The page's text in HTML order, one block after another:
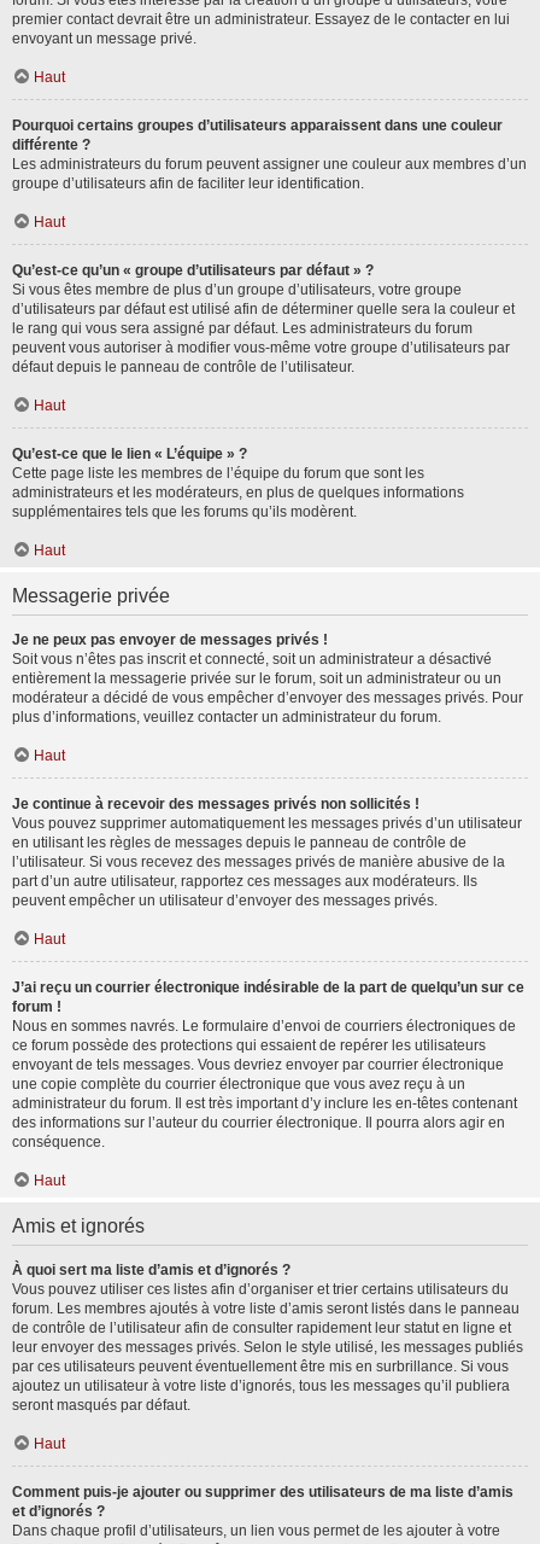
premier contact devrait être un administrateur. Essayez de le contacter en lui
envoyant un message privé.
Haut
Pourquoi certains groupes d’utilisateurs apparaissent dans une couleur
différente ?
Les administrateurs du forum peuvent assigner une couleur aux membres d’un
groupe d’utilisateurs afin de faciliter leur identification.
Haut
Qu’est-ce qu’un « groupe d’utilisateurs par défaut » ?
Si vous êtes membre de plus d’un groupe d’utilisateurs, votre groupe
d’utilisateurs par défaut est utilisé afin de déterminer quelle sera la couleur et
le rang qui vous sera assigné par défaut. Les administrateurs du forum
peuvent vous autoriser à modifier vous-même votre groupe d’utilisateurs par
défaut depuis le panneau de contrôle de l’utilisateur.
Haut
Qu’est-ce que le lien « L’équipe » ?
Cette page liste les membres de l’équipe du forum que sont les
administrateurs et les modérateurs, en plus de quelques informations
supplémentaires tels que les forums qu’ils modèrent.
Haut
Messagerie privée
Je ne peux pas envoyer de messages privés !
Soit vous n’êtes pas inscrit et connecté, soit un administrateur a désactivé
entièrement la messagerie privée sur le forum, soit un administrateur ou un
modérateur a décidé de vous empêcher d’envoyer des messages privés. Pour
plus d’informations, veuillez contacter un administrateur du forum.
Haut
Je continue à recevoir des messages privés non sollicités !
Vous pouvez supprimer automatiquement les messages privés d’un utilisateur
en utilisant les règles de messages depuis le panneau de contrôle de
l’utilisateur. Si vous recevez des messages privés de manière abusive de la
part d’un autre utilisateur, rapportez ces messages aux modérateurs. Ils
peuvent empêcher un utilisateur d’envoyer des messages privés.
Haut
J’ai reçu un courrier électronique indésirable de la part de quelqu’un sur ce
forum !
Nous en sommes navrés. Le formulaire d’envoi de courriers électroniques de
ce forum possède des protections qui essaient de repérer les utilisateurs
envoyant de tels messages. Vous devriez envoyer par courrier électronique
une copie complète du courrier électronique que vous avez reçu à un
administrateur du forum. Il est très important d’y inclure les en-têtes contenant
des informations sur l’auteur du courrier électronique. Il pourra alors agir en
conséquence.
Haut
Amis et ignorés
À quoi sert ma liste d’amis et d’ignorés ?
Vous pouvez utiliser ces listes afin d’organiser et trier certains utilisateurs du
forum. Les membres ajoutés à votre liste d’amis seront listés dans le panneau
de contrôle de l’utilisateur afin de consulter rapidement leur statut en ligne et
leur envoyer des messages privés. Selon le style utilisé, les messages publiés
par ces utilisateurs peuvent éventuellement être mis en surbrillance. Si vous
ajoutez un utilisateur à votre liste d’ignorés, tous les messages qu’il publiera
seront masqués par défaut.
Haut
Comment puis-je ajouter ou supprimer des utilisateurs de ma liste d’amis
et d’ignorés ?
Dans chaque profil d’utilisateurs, un lien vous permet de les ajouter à votre